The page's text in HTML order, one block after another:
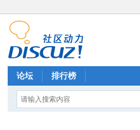
论坛 排行榜